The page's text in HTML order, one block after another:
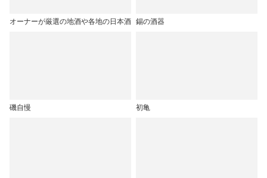
オーナーが厳選の地酒や各地の日本酒 錫の酒器
磯自慢 初亀